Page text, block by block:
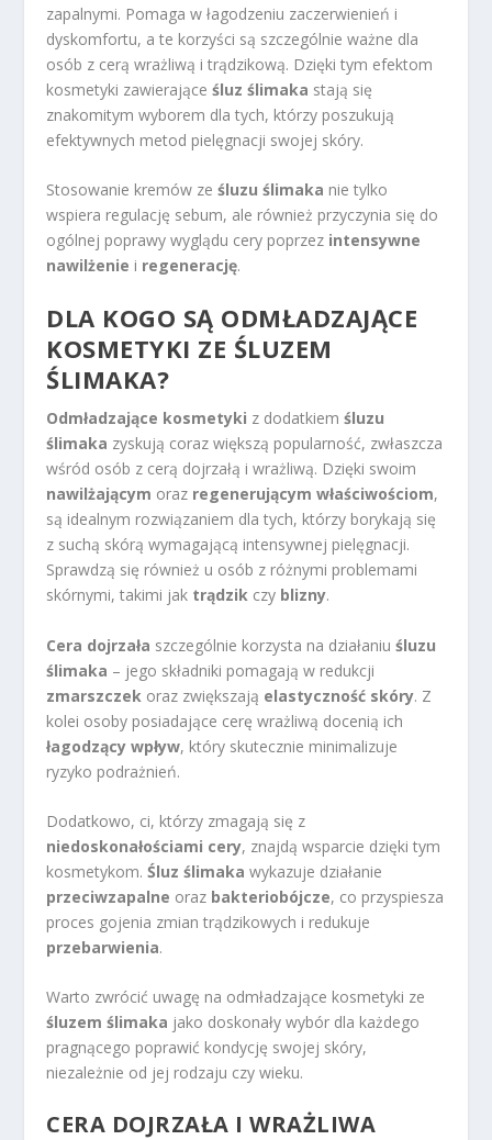
zapalnymi. Pomaga w łagodzeniu zaczerwienień i
dyskomfortu, a te korzyści są szczególnie ważne dla
osób z cerą wrażliwą i trądzikową. Dzięki tym efektom
kosmetyki zawierająceśluz ślimaka stają się
znakomitym wyborem dla tych, którzy poszukują
efektywnych metod pielęgnacji swojej skóry.
Stosowanie kremów ześluzu ślimaka nie tylko
wspiera regulację sebum, ale również przyczynia się do
ogólnej poprawy wyglądu cery poprzez intensywne
nawilżenie i regenerację.
DLA KOGO SĄ ODMŁADZAJĄCE
KOSMETYKI ZE ŚLUZEM
ŚLIMAKA?
Odmładzające kosmetyki z dodatkiemśluzu
ślimaka zyskują coraz większą popularność, zwłaszcza
wśród osób z cerą dojrzałą i wrażliwą. Dzięki swoim
nawilżającym oraz regenerującym właściwościom,
są idealnym rozwiązaniem dla tych, którzy borykają się
z suchą skórą wymagającą intensywnej pielęgnacji.
Sprawdzą się również u osób z różnymi problemami
skórnymi, takimi jak trądzik czy blizny.
Cera dojrzała szczególnie korzysta na działaniuśluzu
ślimaka – jego składniki pomagają w redukcji
zmarszczek oraz zwiększają elastyczność skóry. Z
kolei osoby posiadające cerę wrażliwą docenią ich
łagodzący wpływ, który skutecznie minimalizuje
ryzyko podrażnień.
Dodatkowo, ci, którzy zmagają się z
niedoskonałościami cery, znajdą wsparcie dzięki tym
kosmetykom.Śluz ślimaka wykazuje działanie
przeciwzapalne oraz bakteriobójcze, co przyspiesza
proces gojenia zmian trądzikowych i redukuje
przebarwienia.
Warto zwrócić uwagę na odmładzające kosmetyki ze
śluzem ślimaka jako doskonały wybór dla każdego
pragnącego poprawić kondycję swojej skóry,
niezależnie od jej rodzaju czy wieku.
CERA DOJRZAŁA I WRAŻLIWA